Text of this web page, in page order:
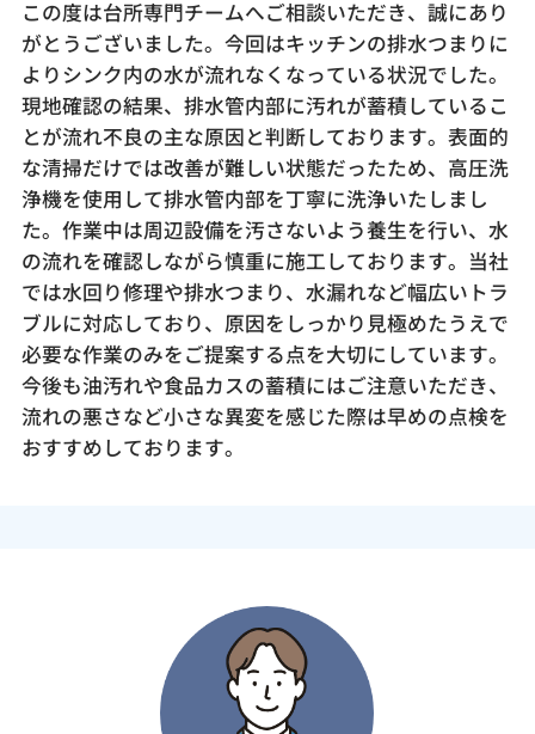
この度は台所専門チームへご相談いただき、誠にあり
がとうございました。今回はキッチンの排水つまりに
よりシンク内の水が流れなくなっている状況でした。
現地確認の結果、排水管内部に汚れが蓄積しているこ
とが流れ不良の主な原因と判断しております。表面的
な清掃だけでは改善が難しい状態だったため、高圧洗
浄機を使用して排水管内部を丁寧に洗浄いたしまし
た。作業中は周辺設備を汚さないよう養生を行い、水
の流れを確認しながら慎重に施工しております。当社
では水回り修理や排水つまり、水漏れなど幅広いトラ
ブルに対応しており、原因をしっかり見極めたうえで
必要な作業のみをご提案する点を大切にしています。
今後も油汚れや食品カスの蓄積にはご注意いただき、
流れの悪さなど小さな異変を感じた際は早めの点検を
おすすめしております。